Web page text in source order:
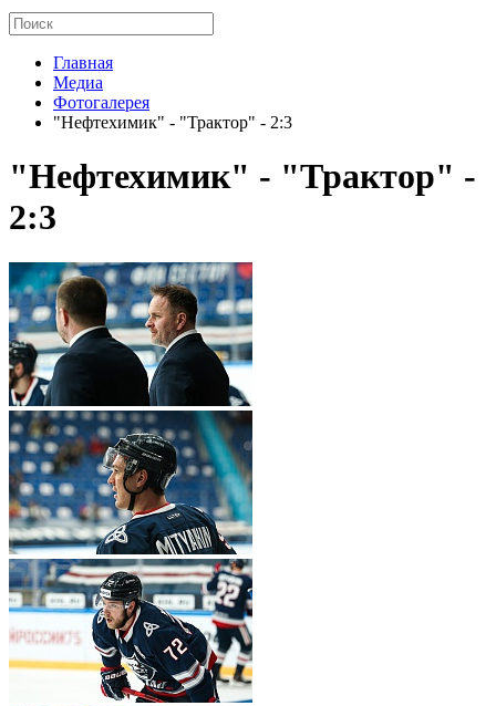
Главная
Медиа
Фотогалерея
"Нефтехимик" - "Трактор" - 2:3
"Нефтехимик" - "Трактор" -
2:3